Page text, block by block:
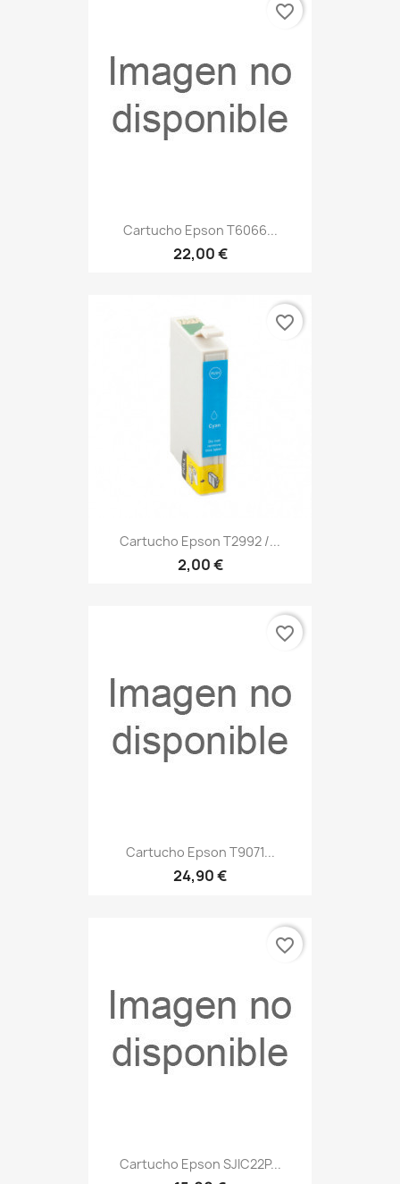
Cartucho Epson T6066...
22,00 €
favorite_border
Cartucho Epson T2992 /...
2,00 €
favorite_border
Cartucho Epson T9071...
24,90 €
favorite_border
Cartucho Epson SJIC22P...
favorite_border